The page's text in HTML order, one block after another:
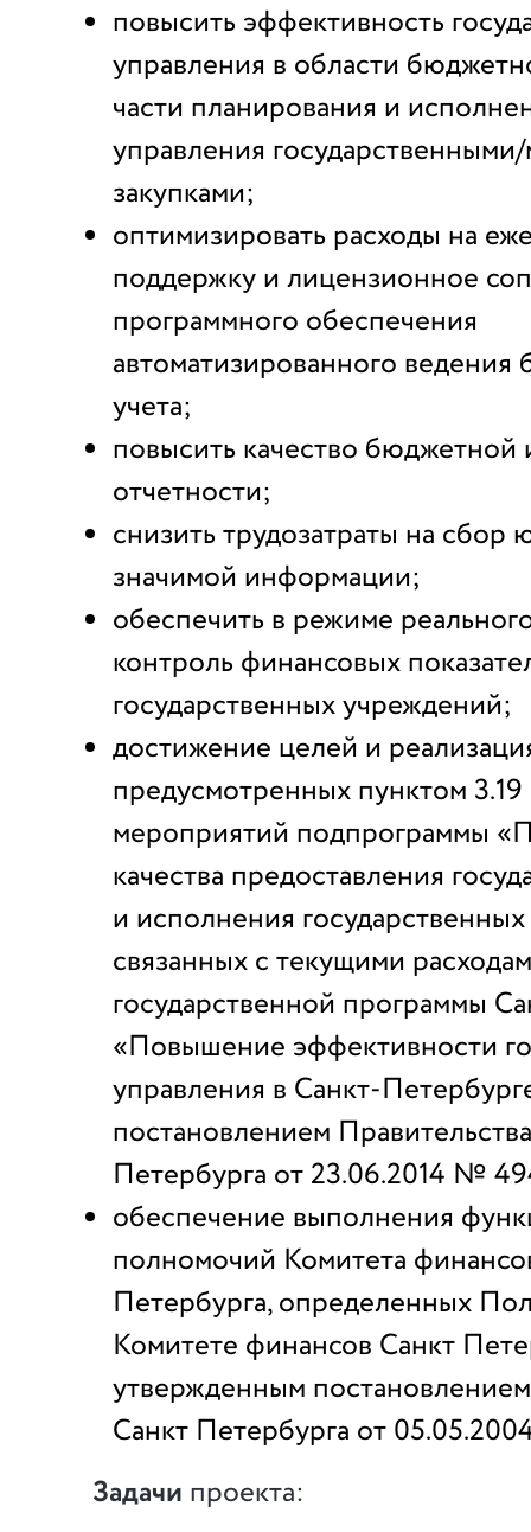
повысить эффективность
управления в области
части планирования и
управления
закупками;
оптимизировать расходы на
поддержку и лицензионное
программного обеспечения
автоматизированного
учета;
повысить качество бюджетной
отчетности;
снизить трудозатраты на сбор
значимой информации;
обеспечить в режиме
контроль финансовых
государственных учреждений;
достижение целей и
предусмотренных пунктом
мероприятий подпрограммы
качества предоставления
и исполнения
связанных с текущими
государственной программы
«Повышение эффективности
управления в Санкт-
постановлением
Петербурга от 23.06.2014 №
обеспечение выполнения
полномочий Комитета
Петербурга, определенных
Комитете финансов Санкт
утвержденным
Санкт Петербурга от
Задачи проекта: